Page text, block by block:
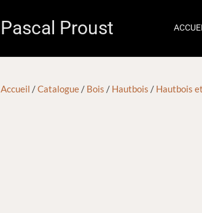
Pascal Proust
Accueil /Catalogue / Bois / Hautbois / Hautbois